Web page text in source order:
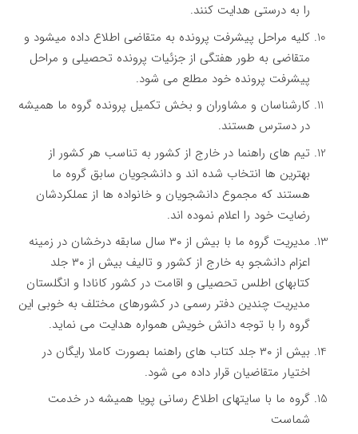
را به درستی هدایت کنند.
کلیه مراحل پیشرفت پرونده به متقاضی اطلاع داده میشود و
متقاضی به طور هفتگی از جزئیات پرونده تحصیلی و مراحل
پیشرفت پرونده خود مطلع می شود.
کارشناسان و مشاوران و بخش تکمیل پرونده گروه ما همیشه
در دسترس هستند.
تیم های راهنما در خارج از کشور به تناسب هر کشور از
بهترین ها انتخاب شده اند و دانشجویان سابق گروه ما
هستند که مجموع دانشجویان و خانواده ها از عملکردشان
رضایت خود را اعلام نموده اند.
مدیریت گروه ما با بیش از ۳۰ سال سابقه درخشان در زمینه
اعزام دانشجو به خارج از کشور و تالیف بیش از ۳۰ جلد
کتابهای اطلس تحصیلی و اقامت در کشور کانادا و انگلستان
مدیریت چندین دفتر رسمی در کشورهای مختلف به خوبی این
گروه را با توجه دانش خویش همواره هدایت می نماید.
بیش از ۳۰ جلد کتاب های راهنما بصورت کاملا رایگان در
اختیار متقاضیان قرار داده می شود.
گروه ما با سایتهای اطلاع رسانی پویا همیشه در خدمت
شماست